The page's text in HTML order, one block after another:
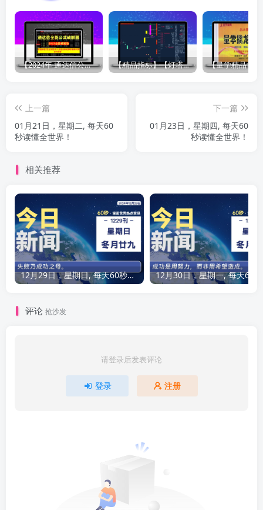
【2024年 通达信公式解密器全能版】通达信指标公式密码解密器，全能版（无需卡密，不限电脑）原创独家 【精品指标】【灯塔竞价 七宝妙树 资金1号 龙年1号池】四合一完整版（众筹系列）
上一篇
01月21日，星期二, 每天60
秒读懂全世界！
下一篇
01月23日，星期四, 每天60
秒读懂全世界！
相关推荐
12月29日，星期日, 每天60秒读懂全世界！
评论 抢沙发
请登录后发表评论
登录 注册